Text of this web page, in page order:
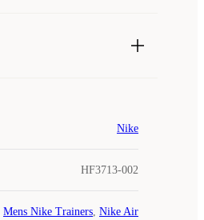
Nike
HF3713-002
Mens Nike Trainers, Nike Air